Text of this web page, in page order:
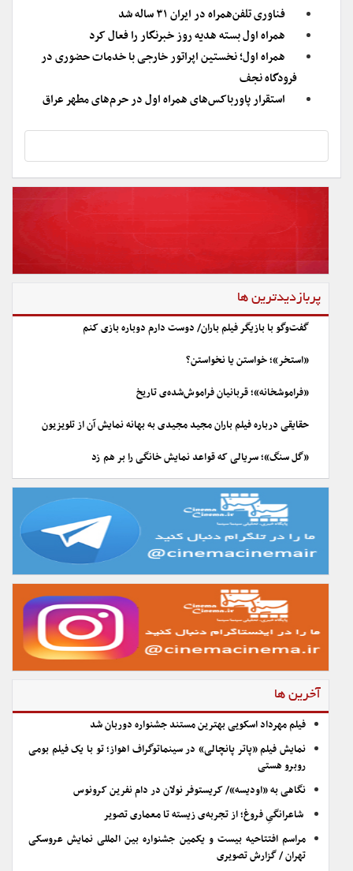
فناوری تلفن‌همراه در ایران ۳۱ ساله شد
همراه اول بسته هدیه روز خبرنگار را فعال کرد
همراه اول؛ نخستین اپراتور خارجی با خدمات حضوری در
فرودگاه نجف
استقرار پاورباکس‌های همراه اول در حرم‌های مطهر عراق
پربازدیدترین ها
گفت‌وگو با بازیگر فیلم باران/ دوست دارم دوباره بازی کنم
«استخر»؛ خواستن یا نخواستن؟
«فراموشخانه»؛ قربانیان فراموش‌شده‌ی تاریخ
حقایقی درباره فیلم باران مجید مجیدی به بهانه نمایش آن از تلویزیون
«گل سنگ»؛ سریالی که قواعد نمایش خانگی را بر هم زد
آخرین ها
فیلم مهرداد اسکویی بهترین مستند جشنواره دوربان شد
نمایش فیلم «پاتر پانچالی» در سینماتوگراف اهواز؛ تو با یک فیلم بومی
روبرو هستی
نگاهی به «اودیسه»/ کریستوفر نولان در دام نفرین کرونوس
شاعرانگیِ فروغ؛ از تجربه‌ی زیسته تا معماری تصویر
مراسم افتتاحیه بیست و یکمین جشنواره بین المللی نمایش عروسکی
تهران / گزارش تصویری